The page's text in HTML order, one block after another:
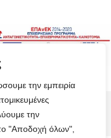
την εμπειρία
την
"Αποδοχή όλων",